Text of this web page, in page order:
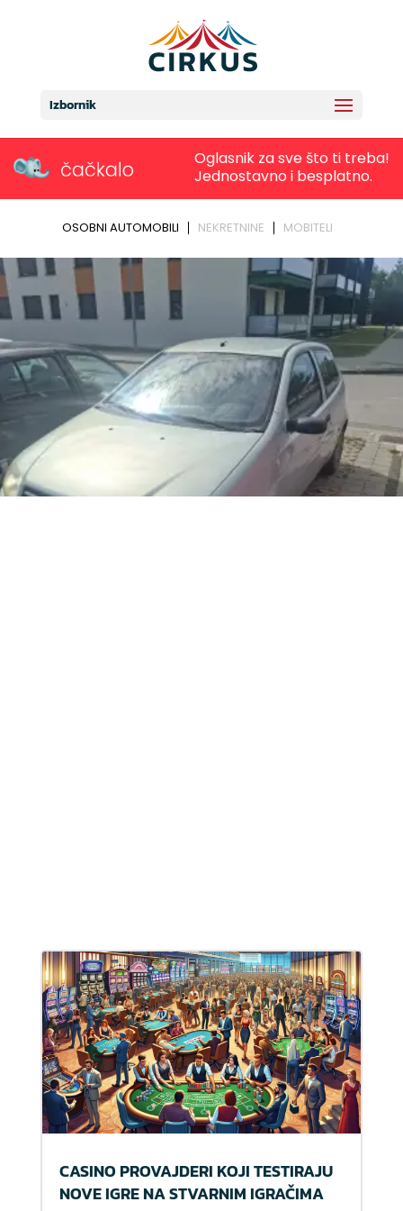
Izbornik
CASINO PROVAJDERI KOJI TESTIRAJU
NOVE IGRE NA STVARNIM IGRAČIMA